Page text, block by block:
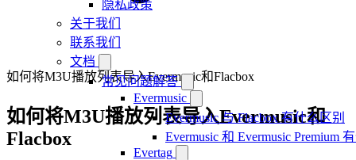
隐私政策
关于我们
联系我们
文档
常见问题解答
Evermusic
Evermusic 与 Flacbox 有什么区别
Evermusic 和 Evermusic Premium
Evertag
如何将M3U播放列表导入Evermusic和Flacbox
如何将M3U播放列表导入Evermusic和
Flacbox